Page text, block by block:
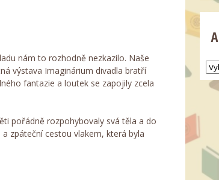
nám to rozhodně nezkazilo. Naše
výstava Imaginárium divadla bratří
fantazie a loutek se zapojily zcela
pořádně rozpohybovaly svá těla a do
zpáteční cestou vlakem, která byla